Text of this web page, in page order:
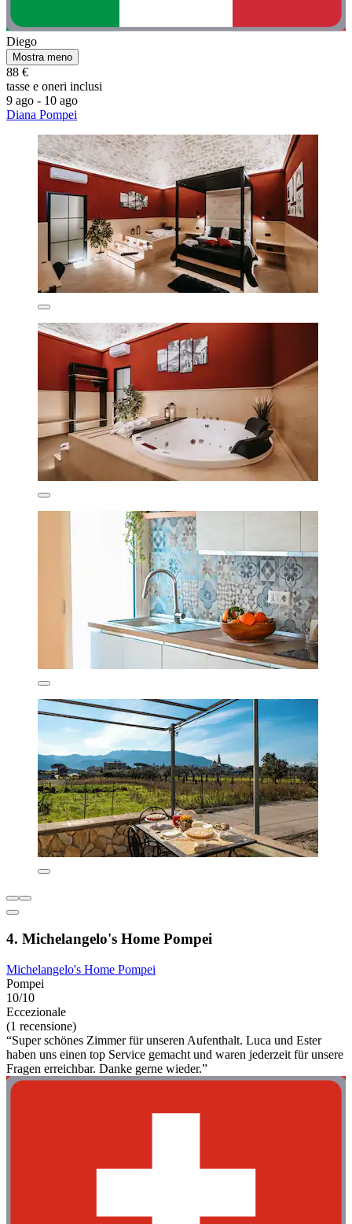
Diego
Mostra meno
88 €
tasse e oneri inclusi
9 ago - 10 ago
Diana Pompei
4. Michelangelo's Home Pompei
Michelangelo's Home Pompei
Pompei
10/10
Eccezionale
(1 recensione)
“Super schönes Zimmer für unseren Aufenthalt. Luca und Ester
haben uns einen top Service gemacht und waren jederzeit für unsere
Fragen erreichbar. Danke gerne wieder.”